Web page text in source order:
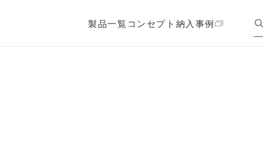
製品一覧 コンセプト 納入事例